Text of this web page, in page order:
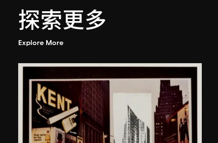
探索更多
Explore More